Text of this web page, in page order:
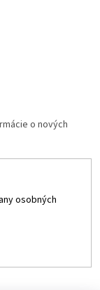
o nových
osobných